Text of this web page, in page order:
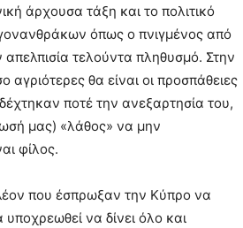
άρχουσα τάξη και το πολιτικό
όπως ο πνιγμένος από
απελπισία τελούντα πληθυσμό. Στην
θα είναι οι προσπάθειες
ποτέ την ανεξαρτησία του,
μας) «λάθος» να μην
φίλος.
που έσπρωξαν την Κύπρο να
να δίνει όλο και